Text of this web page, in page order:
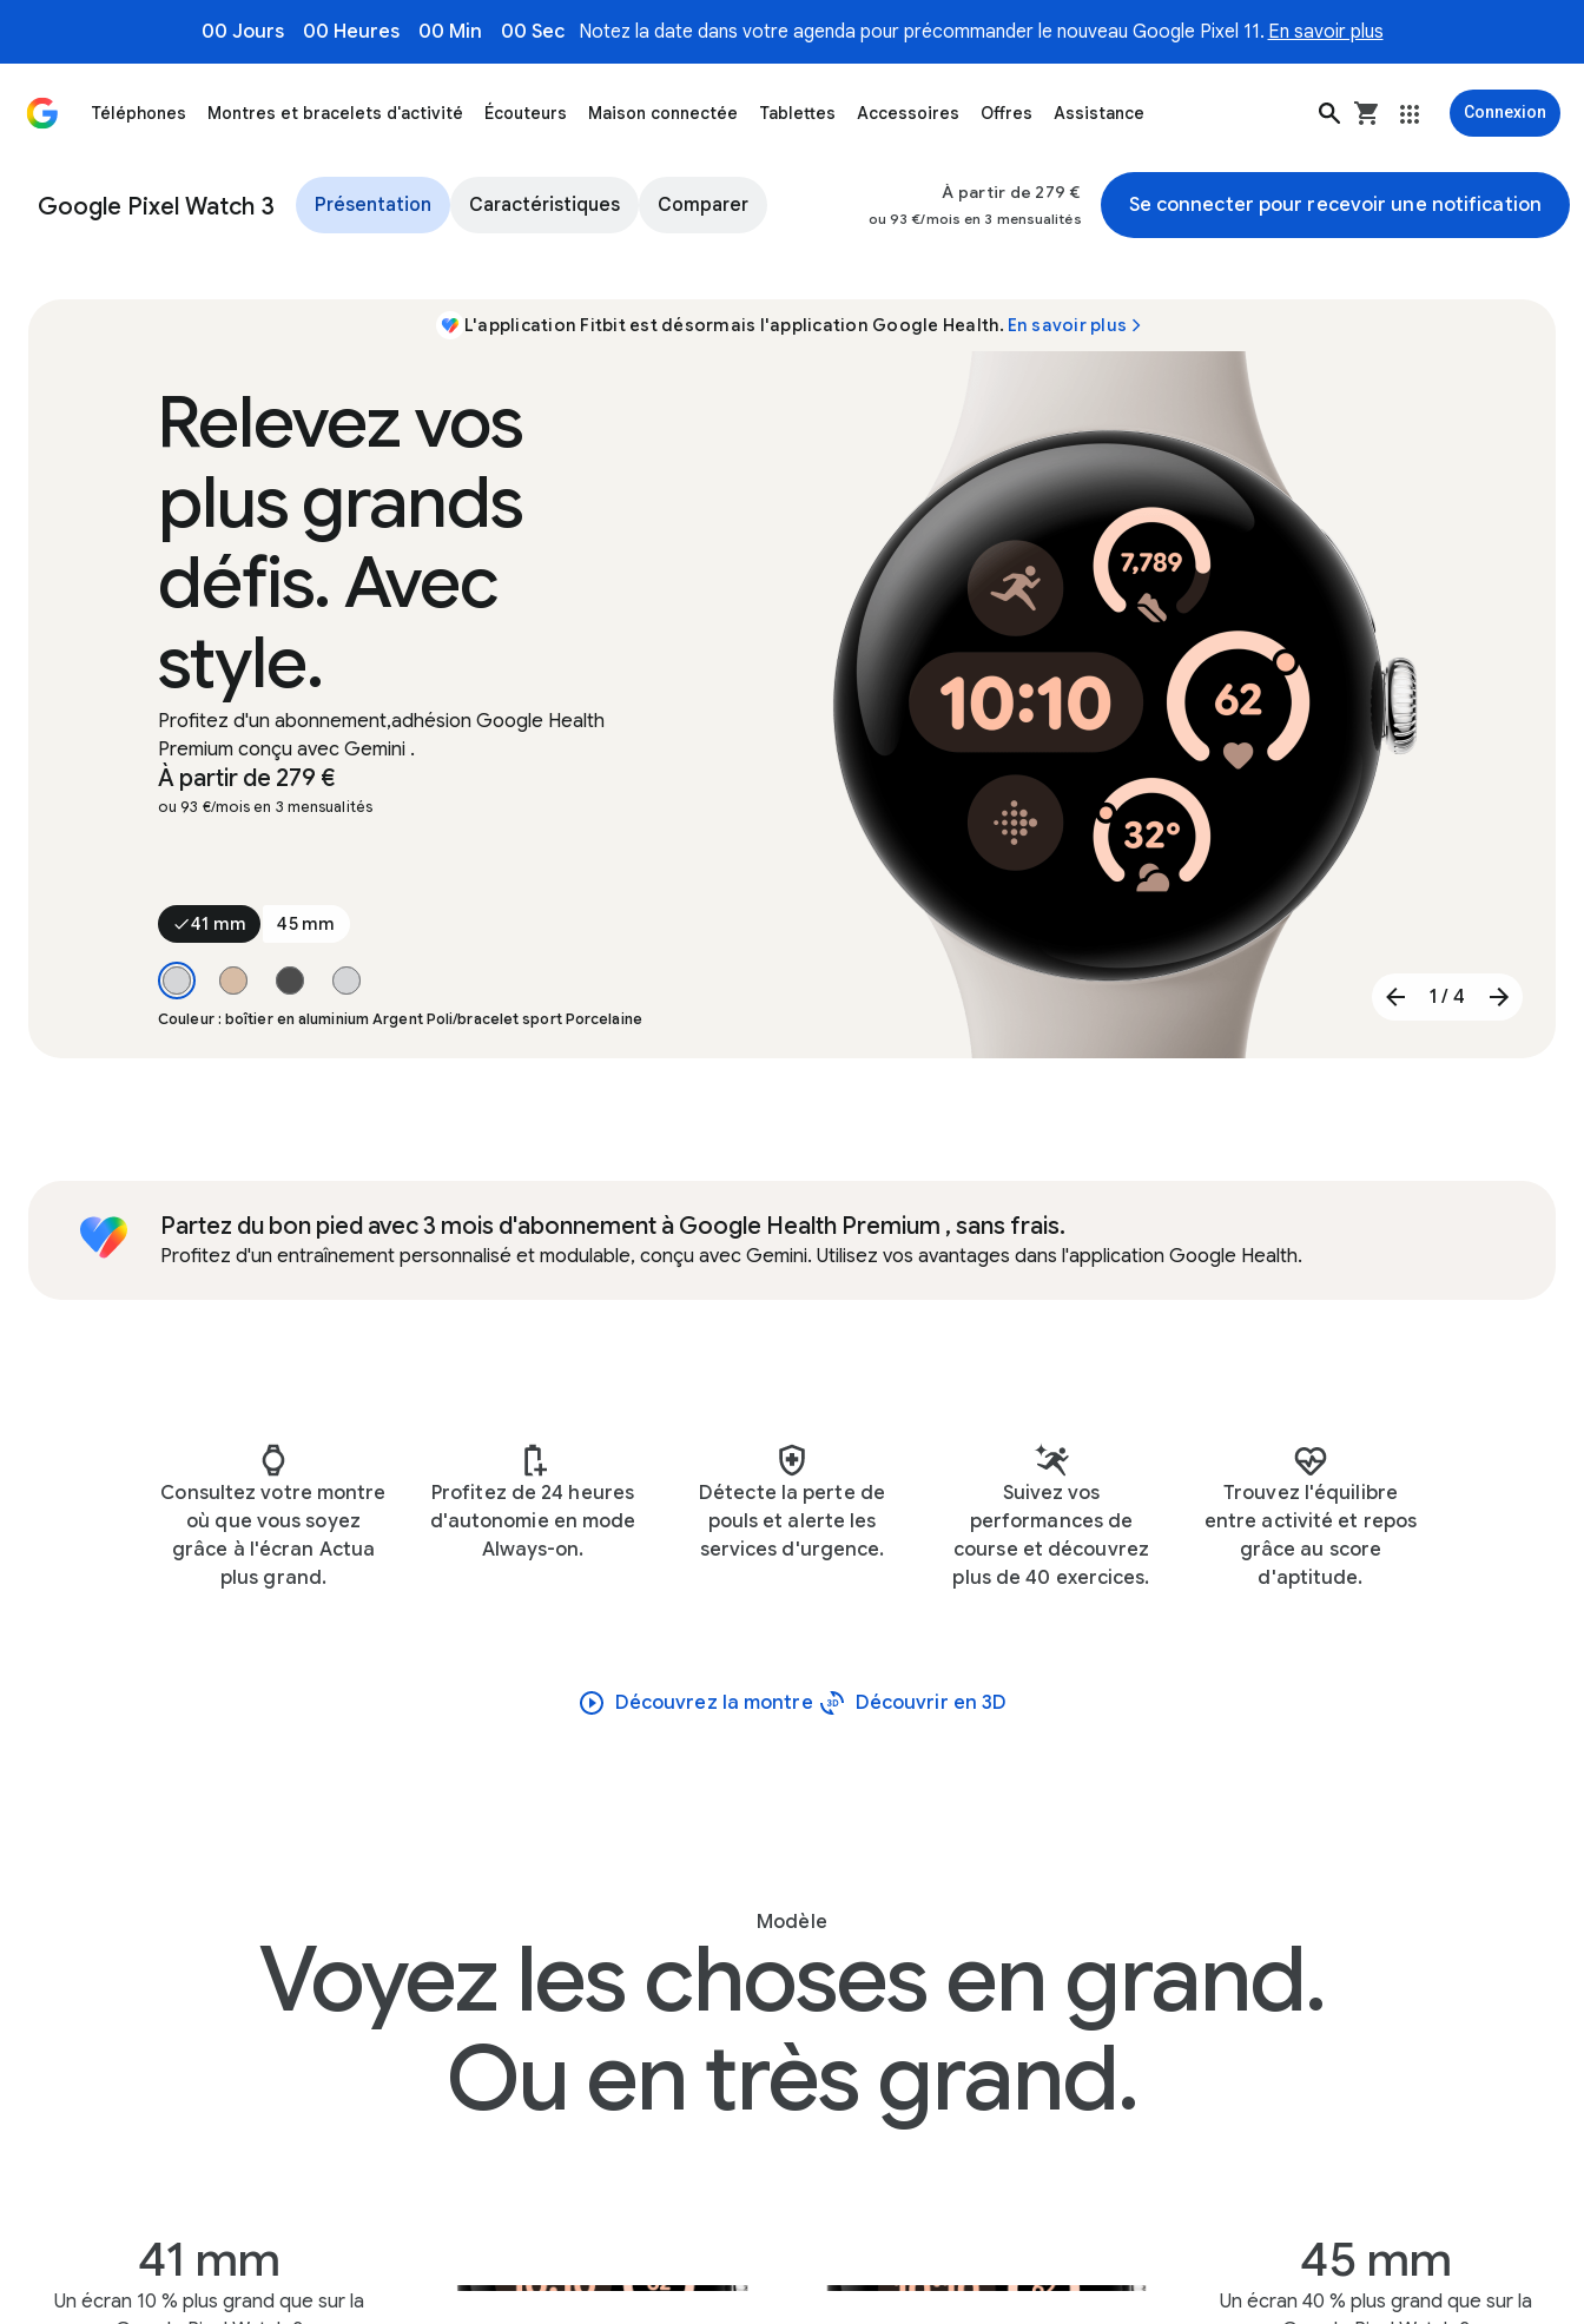
00 Jours 00 Heures 00 Min 00 Sec Notez la date dans votre agenda pour précommander le nouveau Google Pixel 11. En savoir plus
Téléphones Montres et bracelets d'activité Écouteurs Maison connectée Tablettes Accessoires Offres Assistance Connexion
Ce qu'il faut savoir sur la Google Pixel Watch 3 - Google Store
Google Pixel Watch 3 Présentation Caractéristiques Comparer
À partir de 279 €
ou 93 €/mois en 3 mensualités
Se connecter pour recevoir une notification
L'application Fitbit est désormais l'application Google Health. En savoir plus
Relevez vos
plus grands
défis. Avec
style.
Profitez d'un abonnement,adhésion Google Health
Premium conçu avec Gemini .
À partir de 279 €
ou 93 €/mois en 3 mensualités
41 mm 45 mm
Couleur : boîtier en aluminium Argent Poli/bracelet sport Porcelaine
1 / 4
Vue avant d'une Pixel Watch 3 de 41 mm avec un boîtier en aluminium Argent Poli et un bracelet sport
Partez du bon pied avec 3 mois d'abonnement à Google Health Premium , sans frais.
Profitez d'un entraînement personnalisé et modulable, conçu avec Gemini. Utilisez vos avantages dans l'application Google Health.
Consultez votre montre
où que vous soyez
grâce à l'écran Actua
plus grand.
Profitez de 24 heures
d'autonomie en mode
Always-on.
Détecte la perte de
pouls et alerte les
services d'urgence.
Suivez vos
performances de
course et découvrez
plus de 40 exercices.
Trouvez l'équilibre
entre activité et repos
grâce au score
d'aptitude.
Découvrez la montre Découvrir en 3D
Modèle
Voyez les choses en grand.
Ou en très grand.
41 mm
Un écran 10 % plus grand que sur la
45 mm
Un écran 40 % plus grand que sur la